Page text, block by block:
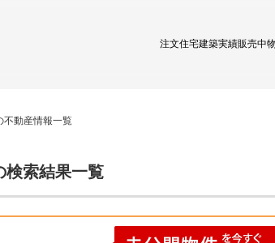
注文住宅建築実績販売中
不動産情報一覧
検索結果一覧